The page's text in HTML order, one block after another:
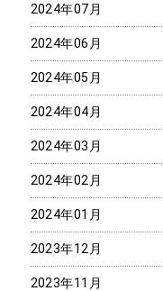
2024年07月
2024年06月
2024年05月
2024年04月
2024年03月
2024年02月
2024年01月
2023年12月
2023年11月